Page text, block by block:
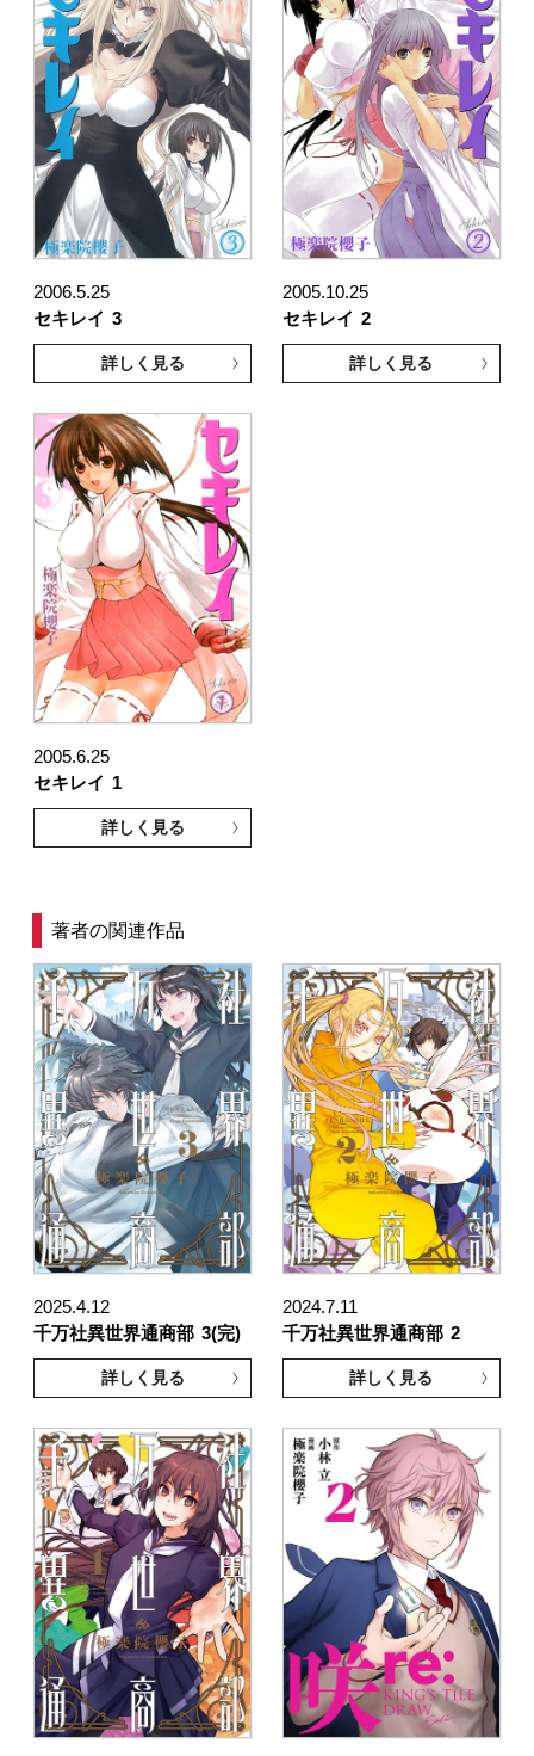
2006.5.25
セキレイ 3
詳しく見る
2005.10.25
セキレイ 2
詳しく見る
2005.6.25
セキレイ 1
詳しく見る
著者の関連作品
2025.4.12
千万社異世界通商部 3(完)
詳しく見る
2024.7.11
千万社異世界通商部 2
詳しく見る